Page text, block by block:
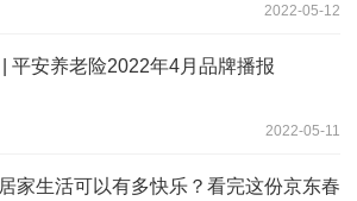
2022-05-12
平安养老险2022年4月品牌播报
2022-05-11
居家生活可以有多快乐？看完这份京东春